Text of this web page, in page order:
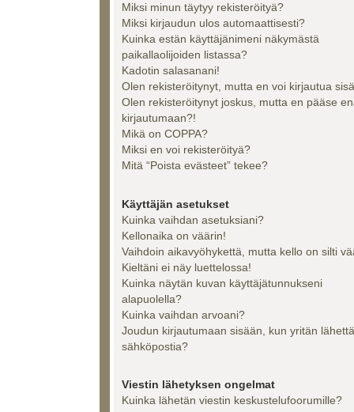
Miksi minun täytyy rekisteröityä?
Miksi kirjaudun ulos automaattisesti?
Kuinka estän käyttäjänimeni näkymästä
paikallaolijoiden listassa?
Kadotin salasanani!
Olen rekisteröitynyt, mutta en voi kirjautua
Olen rekisteröitynyt joskus, mutta en pääse
kirjautumaan?!
Mikä on COPPA?
Miksi en voi rekisteröityä?
Mitä “Poista evästeet” tekee?
Käyttäjän asetukset
Kuinka vaihdan asetuksiani?
Kellonaika on väärin!
Vaihdoin aikavyöhykettä, mutta kello on silti
Kieltäni ei näy luettelossa!
Kuinka näytän kuvan käyttäjätunnukseni
alapuolella?
Kuinka vaihdan arvoani?
Joudun kirjautumaan sisään, kun yritän
sähköpostia?
Viestin lähetyksen ongelmat
Kuinka lähetän viestin keskustelufoorumille?